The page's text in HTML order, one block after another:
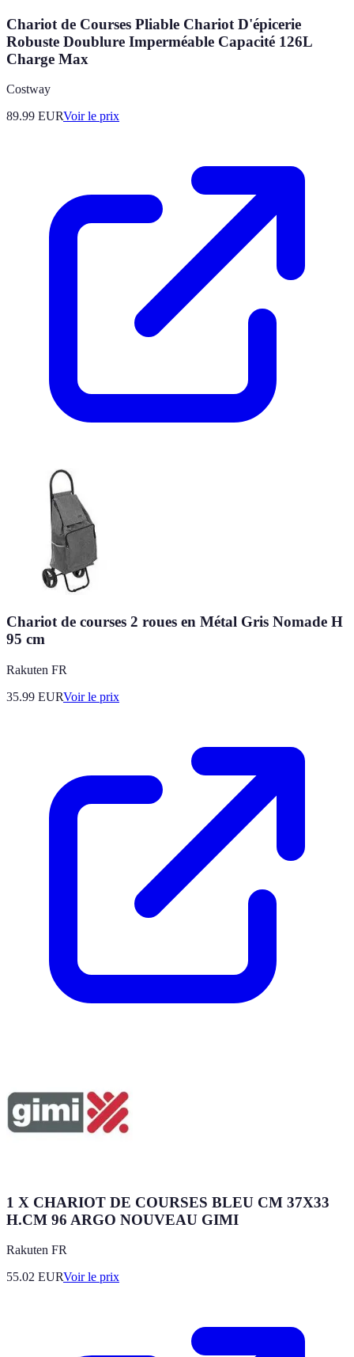
Chariot de Courses Pliable Chariot D'épicerie
Robuste Doublure Imperméable Capacité 126L
Charge Max
Costway
89.99 EURVoir le prix
Chariot de courses 2 roues en Métal Gris Nomade H
95 cm
Rakuten FR
35.99 EURVoir le prix
1 X CHARIOT DE COURSES BLEU CM 37X33
H.CM 96 ARGO NOUVEAU GIMI
Rakuten FR
55.02 EURVoir le prix